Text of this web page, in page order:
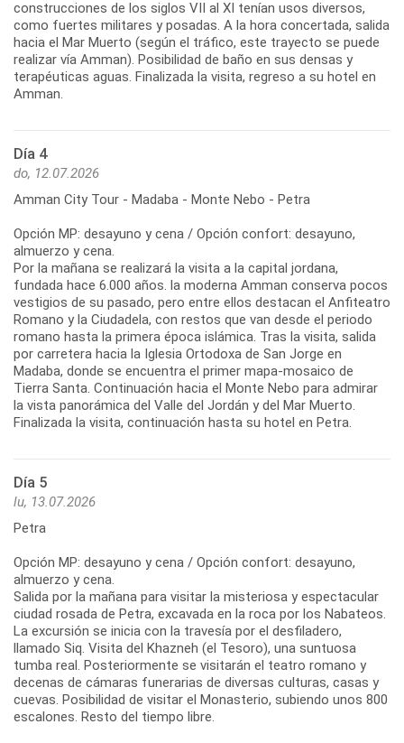
construcciones de los siglos VII al XI tenían usos diversos,
como fuertes militares y posadas. A la hora concertada, salida
hacia el Mar Muerto (según el tráfico, este trayecto se puede
realizar vía Amman). Posibilidad de baño en sus densas y
terapéuticas aguas. Finalizada la visita, regreso a su hotel en
Amman.
Día 4
do, 12.07.2026
Amman City Tour - Madaba - Monte Nebo - Petra
Opción MP: desayuno y cena / Opción confort: desayuno,
almuerzo y cena.
Por la mañana se realizará la visita a la capital jordana,
fundada hace 6.000 años. la moderna Amman conserva pocos
vestigios de su pasado, pero entre ellos destacan el Anfiteatro
Romano y la Ciudadela, con restos que van desde el periodo
romano hasta la primera época islámica. Tras la visita, salida
por carretera hacia la Iglesia Ortodoxa de San Jorge en
Madaba, donde se encuentra el primer mapa-mosaico de
Tierra Santa. Continuación hacia el Monte Nebo para admirar
la vista panorámica del Valle del Jordán y del Mar Muerto.
Finalizada la visita, continuación hasta su hotel en Petra.
Día 5
lu, 13.07.2026
Petra
Opción MP: desayuno y cena / Opción confort: desayuno,
almuerzo y cena.
Salida por la mañana para visitar la misteriosa y espectacular
ciudad rosada de Petra, excavada en la roca por los Nabateos.
La excursión se inicia con la travesía por el desfiladero,
llamado Siq. Visita del Khazneh (el Tesoro), una suntuosa
tumba real. Posteriormente se visitarán el teatro romano y
decenas de cámaras funerarias de diversas culturas, casas y
cuevas. Posibilidad de visitar el Monasterio, subiendo unos 800
escalones. Resto del tiempo libre.